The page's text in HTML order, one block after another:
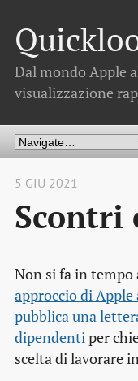
Dal mondo Apple
visualizzazione
5 GIU 2021 -
Non si fa in tempo
approccio di
pubblica una
dipendentiper
scelta di lavorare